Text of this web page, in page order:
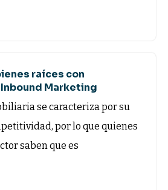
raíces con
Marketing
se caracteriza por su
por lo que quienes
saben que es